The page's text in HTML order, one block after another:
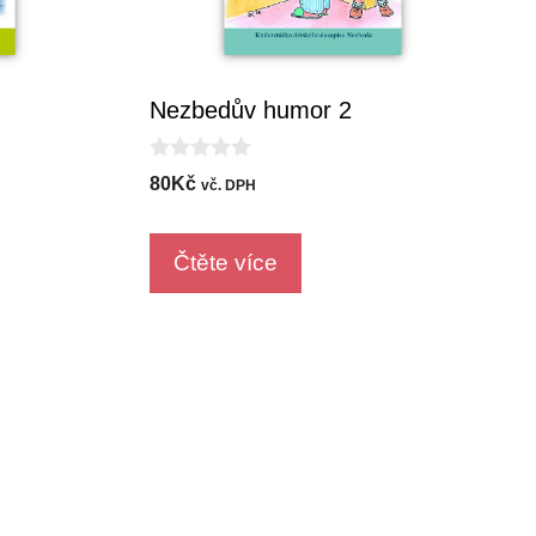
Nezbedův humor 2
0
o
t
5
80Kč vč. DPH
Čtěte více